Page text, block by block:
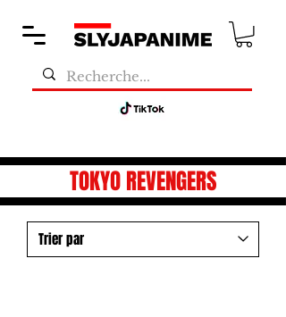
TOKYO REVENGERS